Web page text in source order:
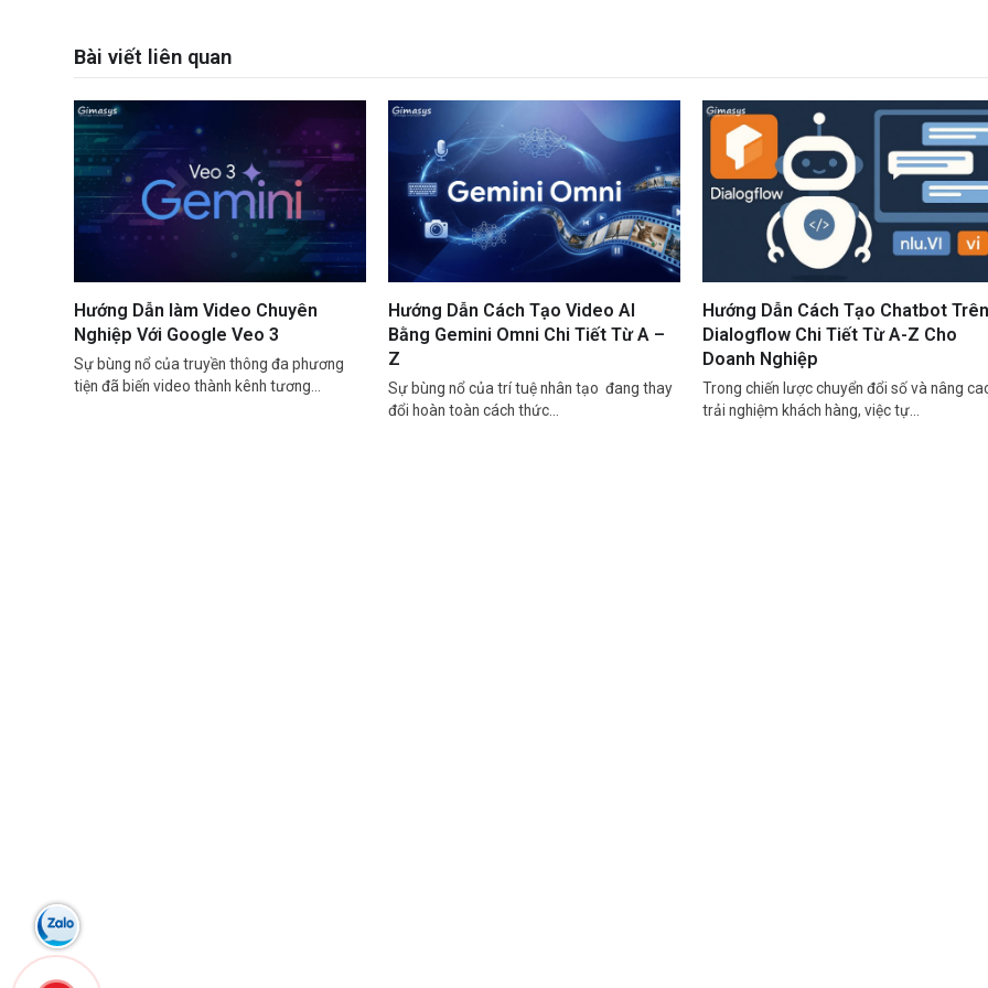
Bài viết liên quan
Hướng Dẫn làm Video Chuyên
Nghiệp Với Google Veo 3
Sự bùng nổ của truyền thông đa phương
tiện đã biến video thành kênh tương…
Hướng Dẫn Cách Tạo Video AI
Bằng Gemini Omni Chi Tiết Từ A –
Z
Sự bùng nổ của trí tuệ nhân tạo đang thay
đổi hoàn toàn cách thức…
Hướng Dẫn Cách Tạo Chatbot Trên
Dialogflow Chi Tiết Từ A-Z Cho
Doanh Nghiệp
Trong chiến lược chuyển đổi số và nâng
trải nghiệm khách hàng, việc tự…